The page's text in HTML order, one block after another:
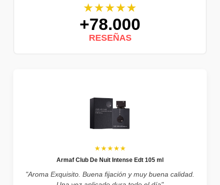
★★★★★
+78.000
RESEÑAS
★★★★★
Armaf Club De Nuit Intense Edt 105 ml
"Aroma Exquisito. Buena fijación y muy buena calidad.